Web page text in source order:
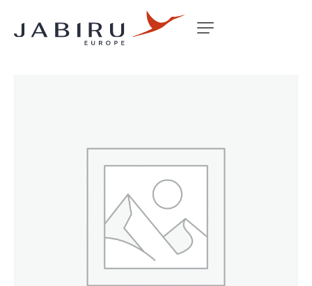
Accueil Non classé